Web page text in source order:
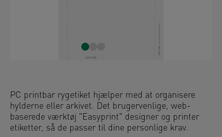
PC printbar rygetiket hjælper med at organisere
hylderne eller arkivet. Det brugervenlige, web-
baserede værktøj "Easyprint" designer og printer
etiketter, så de passer til dine personlige krav.